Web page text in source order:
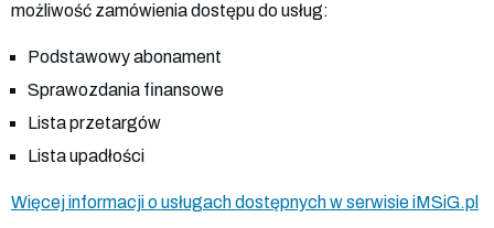
możliwość zamówienia dostępu do usług:
Podstawowy abonament
Sprawozdania finansowe
Lista przetargów
Lista upadłości
Więcej informacji o usługach dostępnych w serwisie iMSiG.pl